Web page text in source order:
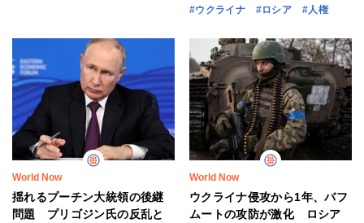
#ウクライナ #ロシア #人権
World Now
揺れるプーチン大統領の後継
問題 プリゴジン氏の反乱と
World Now
ウクライナ侵攻から1年、バフ
ムートの攻防が激化 ロシア